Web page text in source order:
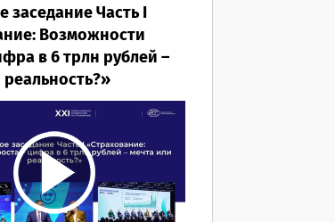
заседание Часть I
Возможности
в 6 трлн рублей –